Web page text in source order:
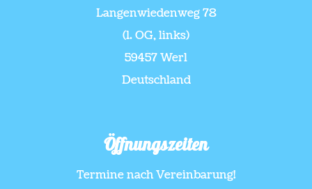
Langenwiedenweg 78
(1. OG, links)
59457 Werl
Deutschland
Öffnungszeiten
Termine nach Vereinbarung!